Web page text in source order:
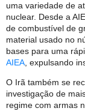
uma variedade de
nuclear. Desde a
de combustível de
material usado no
bases para uma
AIEA , expulsando
O Irã também se
investigação de
regime com armas